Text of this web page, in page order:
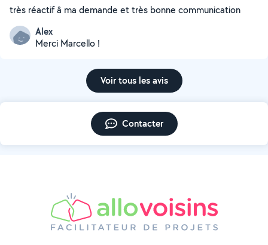
très réactif â ma demande et très bonne communication
Alex
Merci Marcello !
Voir tous les avis
Contacter